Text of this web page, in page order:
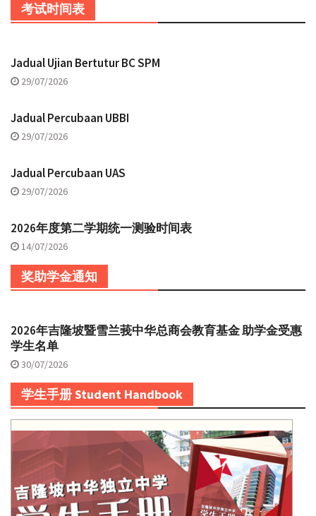
考试时间表
Jadual Ujian Bertutur BC SPM
29/07/2026
Jadual Percubaan UBBI
29/07/2026
Jadual Percubaan UAS
29/07/2026
2026年度第二学期统一测验时间表
14/07/2026
奖助学金通知
2026年吉隆坡暨雪兰莪中华总商会教育基金 助学金受惠
学生名单
30/07/2026
学生手册 Student Handbook